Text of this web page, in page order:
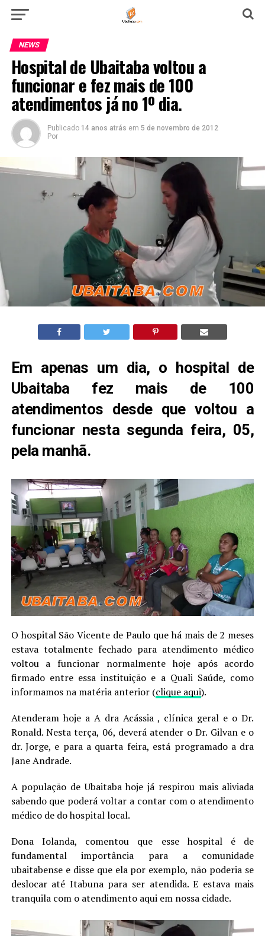
NEWS
Hospital de Ubaitaba voltou a
funcionar e fez mais de 100
atendimentos já no 1º dia.
Publicado 14 anos atrás em 5 de novembro de 2012
Por
Em apenas um dia, o hospital de
Ubaitaba fez mais de 100
atendimentos desde que voltou a
funcionar nesta segunda feira, 05,
pela manhã.
O hospital São Vicente de Paulo que há mais de 2 meses
estava totalmente fechado para atendimento médico
voltou a funcionar normalmente hoje após acordo
firmado entre essa instituição e a Quali Saúde, como
informamos na matéria anterior (clique aqui).
Atenderam hoje a A dra Acássia , clínica geral e o Dr.
Ronald. Nesta terça, 06, deverá atender o Dr. Gilvan e o
dr. Jorge, e para a quarta feira, está programado a dra
Jane Andrade.
A população de Ubaitaba hoje já respirou mais aliviada
sabendo que poderá voltar a contar com o atendimento
médico de do hospital local.
Dona Iolanda, comentou que esse hospital é de
fundamental importância para a comunidade
ubaitabense e disse que ela por exemplo, não poderia se
deslocar até Itabuna para ser atendida. E estava mais
tranquila com o atendimento aqui em nossa cidade.